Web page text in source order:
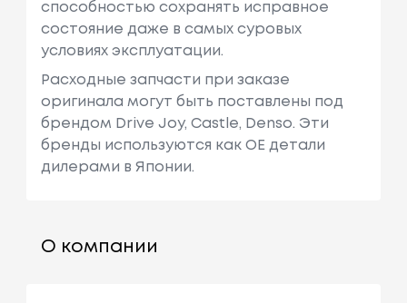
способностью сохранять исправное
состояние даже в самых суровых
условиях эксплуатации.
Расходные запчасти при заказе
оригинала могут быть поставлены под
брендом Drive Joy, Castle, Denso. Эти
бренды используются как ОЕ детали
дилерами в Японии.
О компании